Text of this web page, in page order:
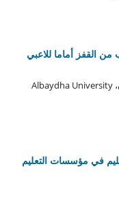
من القفز أماما للاعبي
هدير عقيل عبدالكريم، لمياء حسن محمد الديوان، Albaydha University
في مؤسسات التعليم